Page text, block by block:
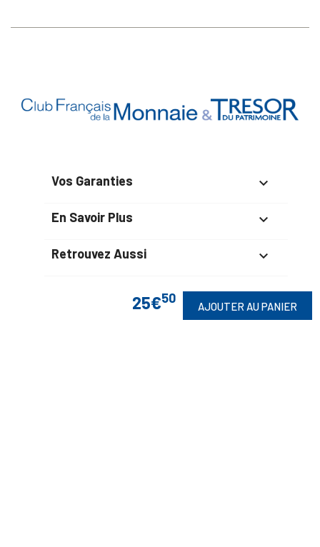
25€50
AJOUTER AU PANIER
Vos Garanties 
En Savoir Plus 
Retrouvez Aussi 